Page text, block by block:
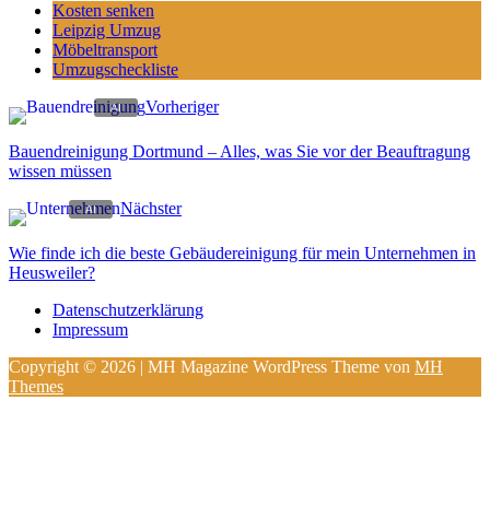
Kosten senken
Leipzig Umzug
Möbeltransport
Umzugscheckliste
Vorheriger
Bauendreinigung Dortmund – Alles, was Sie vor der Beauftragung
wissen müssen
Nächster
Wie finde ich die beste Gebäudereinigung für mein Unternehmen in
Heusweiler?
Datenschutzerklärung
Impressum
Copyright © 2026 | MH Magazine WordPress Theme von MH
Themes